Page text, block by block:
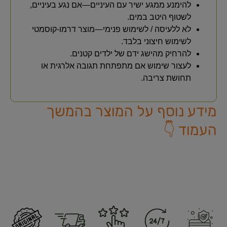
להימנע ממגע ישיר עם העיניים—אם נגע בעיניים,
לשטוף היטב במים.
לא ללעיסה / לשימוש פנימי—מוצר דרמו‑קוסמטי
לשימוש חיצוני בלבד.
להרחיק מהישג ידם של ילדים קטנים.
לעצור שימוש אם מתפתחת תגובה אלרגית או
תחושת צריבה.
מידע נוסף על המוצר בהמשך
העמוד 👇